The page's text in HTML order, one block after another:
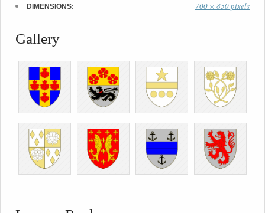
DIMENSIONS: 700 × 850 pixels
Gallery